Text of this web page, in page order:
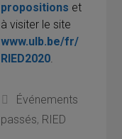
propositions et
à visiter le site
www.ulb.be/fr/
RIED2020.
Catégories
Événements
passés, RIED